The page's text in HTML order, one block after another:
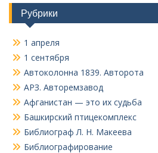
Рубрики
1 апреля
1 сентября
Автоколонна 1839. Авторота
АРЗ. Авторемзавод
Афганистан — это их судьба
Башкирский птицекомплекс
Библиограф Л. Н. Макеева
Библиографирование